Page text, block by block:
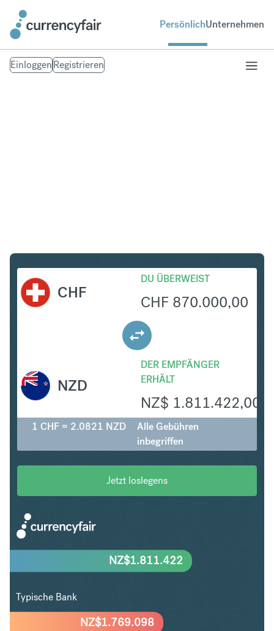
PersönlichUnternehmen
EinloggenRegistrieren
CHF
DU ÜBERWEIST
CHF 870.000,00
DER EMPFÄNGER
ERHÄLT
NZ$ 1.811.422,00
NZD
1 CHF = 2.0821 NZD
Alle Gebühren
inbegriffen
Jetzt loslegens
NZ$1.769.098
NZ$1.811.422
Typische Bank